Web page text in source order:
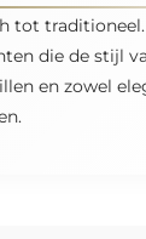
tot traditioneel.
die de stijl
en zowel